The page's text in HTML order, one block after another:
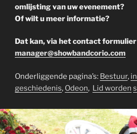
omlijsting van uw evenement?
Of wilt u meer informatie?
Dat kan, via het contact
manager@showbandcorio.com
Onderliggende pagina’s: Bestuur,
geschiedenis, Odeon, Lid worden